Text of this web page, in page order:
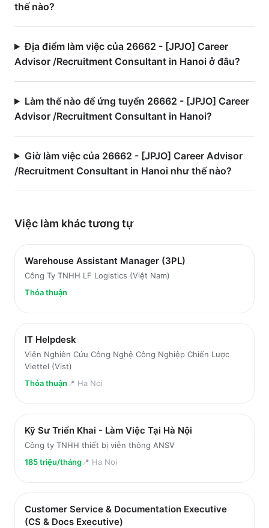
thế nào?
Địa điểm làm việc của 26662 - [JPJO] Career
Advisor /Recruitment Consultant in Hanoi ở đâu?
Làm thế nào để ứng tuyển 26662 - [JPJO] Career
Advisor /Recruitment Consultant in Hanoi?
Giờ làm việc của 26662 - [JPJO] Career Advisor
/Recruitment Consultant in Hanoi như thế nào?
Việc làm kháctương tự
Warehouse Assistant Manager (3PL)
Công Ty TNHH LF Logistics (Việt Nam)
Thỏa thuận
IT Helpdesk
Viện Nghiên Cứu Công Nghệ Công Nghiệp Chiến Lược
Viettel (Vist)
Thỏa thuận 📍 Ha Noi
Kỹ Sư Triển Khai - Làm Việc Tại Hà Nội
Công ty TNHH thiết bị viễn thông ANSV
185 triệu/tháng📍 Ha Noi
Customer Service & Documentation Executive
(CS & Docs Executive)